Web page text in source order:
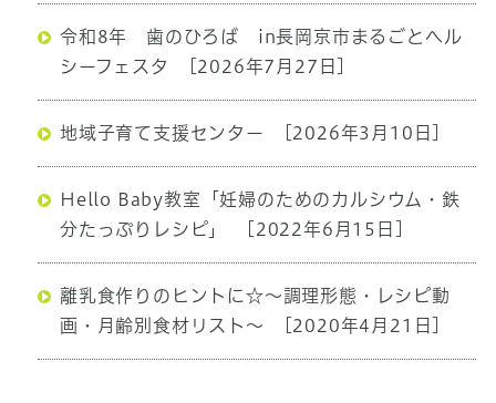
令和8年 歯のひろば in長岡京市まるごとヘル
シーフェスタ
[2026年7月27日]
地域子育て支援センター [2026年3月10日]
Hello Baby教室「妊婦のためのカルシウム・鉄
分たっぷりレシピ」
[2022年6月15日]
離乳食作りのヒントに☆～調理形態・レシピ動
画・月齢別食材リスト～
[2020年4月21日]